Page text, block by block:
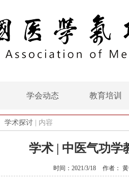
学会动态 教育培训
学术探讨 内容
学术 | 中医气功学
时间：2021/3/18 作者：